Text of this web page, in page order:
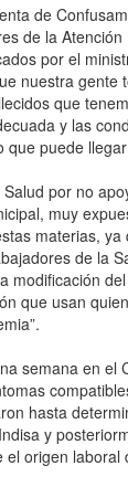
de
de la Atención
por el
nuestra gente
que
y las
puede
por no
muy
materias,
de la
modificación
que usan
semana en el
hasta
y
origen laboral